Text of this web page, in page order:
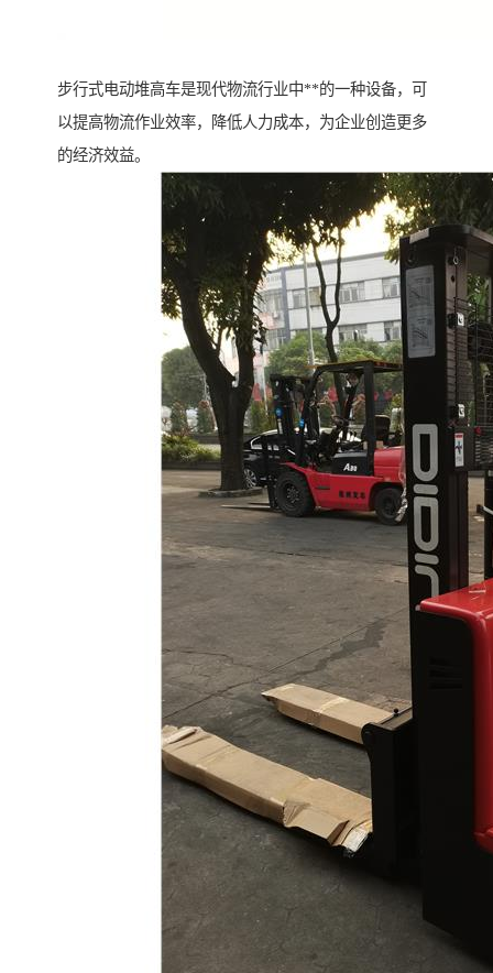
步行式电动堆高车是现代物流行业中**的一种设备，可
以提高物流作业效率，降低人力成本，为企业创造更多
的经济效益。